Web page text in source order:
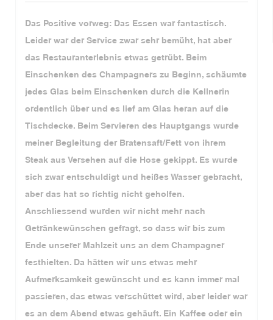
Das Positive vorweg: Das Essen war fantastisch.
Leider war der Service zwar sehr bemüht, hat aber
das Restauranterlebnis etwas getrübt. Beim
Einschenken des Champagners zu Beginn, schäumte
jedes Glas beim Einschenken durch die Kellnerin
ordentlich über und es lief am Glas heran auf die
Tischdecke. Beim Servieren des Hauptgangs wurde
meiner Begleitung der Bratensaft/Fett von ihrem
Steak aus Versehen auf die Hose gekippt. Es wurde
sich zwar entschuldigt und heißes Wasser gebracht,
aber das hat so richtig nicht geholfen.
Anschliessend wurden wir nicht mehr nach
Getränkewünschen gefragt, so dass wir bis zum
Ende unserer Mahlzeit uns an dem Champagner
festhielten. Da hätten wir uns etwas mehr
Aufmerksamkeit gewünscht und es kann immer mal
passieren, das etwas verschüttet wird, aber leider war
es an dem Abend etwas gehäuft. Ein Kaffee oder ein